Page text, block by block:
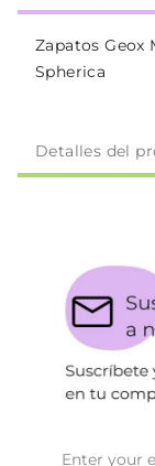
Zapatos Geox
Spherica
Detalles del